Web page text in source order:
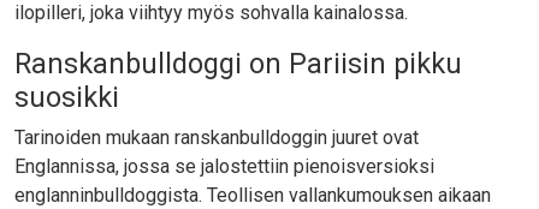
ilopilleri, joka viihtyy myös sohvalla kainalossa.
Ranskanbulldoggi on Pariisin pikku
suosikki
Tarinoiden mukaan ranskanbulldoggin juuret ovat
Englannissa, jossa se jalostettiin pienoisversioksi
englanninbulldoggista. Teollisen vallankumouksen aikaan